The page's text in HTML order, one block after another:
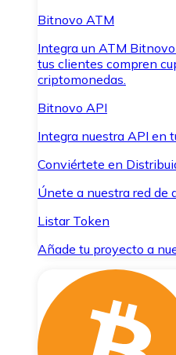
Bitnovo ATM
Integra un ATM
tus clientes compren
criptomonedas.
Bitnovo API
Integra nuestra API en
Conviértete en
Únete a nuestra red de
Listar Token
Añade tu proyecto a